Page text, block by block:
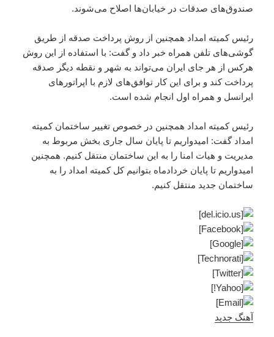
صندوق‌های صدقات در خیابان‌ها اصلاح می‌شوند.
رئیس کمیته امداد همچنین از روش پرداخت صدقه از طریق
گوشی‌های تلفن همراه خبر داد و گفت: با استفاده از این روش
هرکس از هر جای ایران می‌تواند به شهر و نقطه دیگر صدقه
پرداخت کند و برای این کار توافق‌های لازم با اپراتورهای
ایرانسل و همراه اول انجام شده است.
رئیس کمیته امداد همچنین در خصوص تغییر ساختمان کمیته
امداد گفت: امیدواریم تا پایان سال جاری بخش مربوط به
مدیریت و هیات امنا را به این ساختمان منتقل کنیم. همچنین
امیدواریم تا پایان خردادماه بتوانیم کل کمیته امداد را به
ساختمان جدید منتقل کنیم.
آهنگ جدید